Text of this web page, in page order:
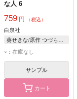
な人 6
759 円 （税込）
白泉社
葵せきな/原作 つづら涼/漫画
×：在庫なし
サンプル
カート